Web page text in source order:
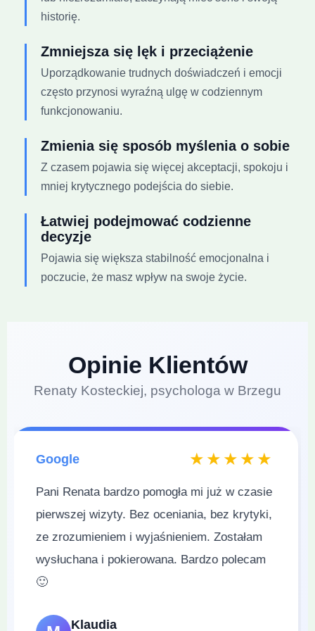
historię.
Zmniejsza się lęk i przeciążenie
Uporządkowanie trudnych doświadczeń i emocji
często przynosi wyraźną ulgę w codziennym
funkcjonowaniu.
Zmienia się sposób myślenia o sobie
Z czasem pojawia się więcej akceptacji, spokoju i
mniej krytycznego podejścia do siebie.
Łatwiej podejmować codzienne
decyzje
Pojawia się większa stabilność emocjonalna i
poczucie, że masz wpływ na swoje życie.
Opinie Klientów
Renaty Kosteckiej, psychologa w Brzegu
Google ★★★★★
Świetny człowiek z profesjonalnym
podejściem 👌
K Piotr K.